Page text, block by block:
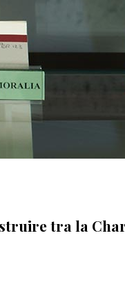
tra la